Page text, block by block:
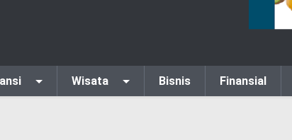
Wisata Bisnis Finansial